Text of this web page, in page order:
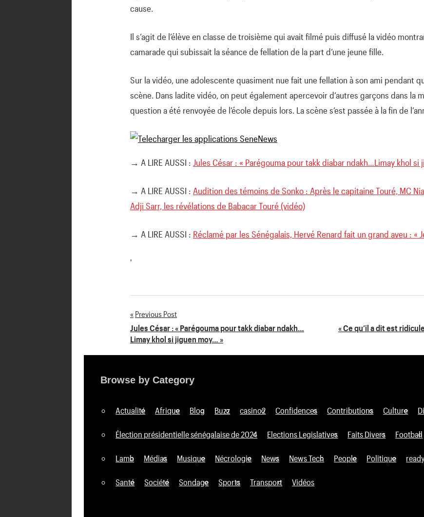
cause.
Il s’agit de l’élève en classe de troisième qui avait filmé puis diffusé la vidéo
camarade qui subissait la séance de fellation de la part d’une jeune fille.
Sur la vidéo, une adolescente quasiment nue fait une fellation à son ami pendant
scène. Dans ladite vidéo, on peut également apercevoir d’autres garçons dans la
question a été renvoyée de l’école depuis lors. La scène s’est passée à la fin de
→ A LIRE AUSSI : Jules César : « Parégouma pour takk diabar ndakh…Limay khol si
→ A LIRE AUSSI : Audition des témoins de Sonko : Après le capitaine Touré, MC
Adji Sarr, les révélations de Babacar Touré (vidéo)
→ A LIRE AUSSI : Réclamé par les Sénégalais, Hervé Renard fait un grand aveu : «
'
Navigation
de
Previous Post
Jules César : « Parégouma pour takk diabar ndakh…
Limay khol si jiguen moy… »
« Ce qu’il a dit est
Browse by Category
Actualité Afrique Blog Buzz casino2 Confidences Contributions Culture
Élection présidentielle sénégalaise de 2024 Elections Legislatives Faits Divers Football
Lamb Médias Musique Nécrologie News News Tech People Politique
Santé Société Sondage Sports Transport Vidéos